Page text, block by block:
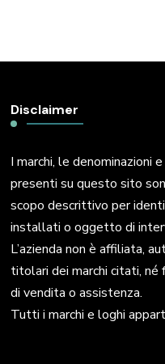
Disclaimer
I marchi, le denominazioni
presenti su questo sito
scopo descrittivo per
installati o oggetto di
L’azienda non è affiliata,
titolari dei marchi citati,
di vendita o assistenza.
Tutti i marchi e loghi